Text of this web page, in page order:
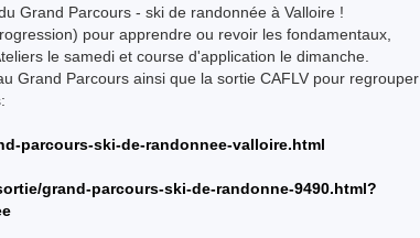
Grand Parcours - ski de randonnée à Valloire !
pour apprendre ou revoir les fondamentaux,
le samedi et course d'application le dimanche.
Grand Parcours ainsi que la sortie CAFLV pour regrouper
parcours-ski-de-randonnee-valloire.html
grand-parcours-ski-de-randonne-9490.html?